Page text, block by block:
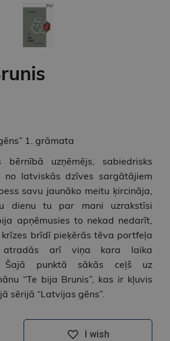
1. grāmata
bērnībā uzņēmējs, sabiedrisks
no latviskās dzīves sargātājiem
savu jaunāko meitu ķircināja,
dienu tu par mani uzrakstīsi
apņēmusies to nekad nedarīt,
brīdī pieķērās tēva portfeļa
atradās arī viņa kara laika
Šajā punktā sākās ceļš uz
“Te bija Brunis”, kas ir kļuvis
sērijā “Latvijas gēns”.
I wish